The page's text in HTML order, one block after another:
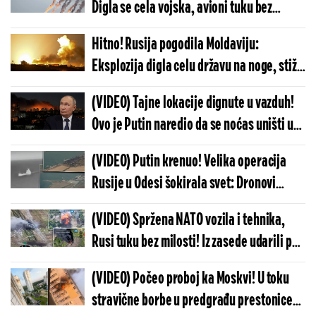
Digla se cela vojska, avioni tuku bez
milosti - hitno se oglasila vojska
Hitno! Rusija pogodila Moldaviju:
Eksplozija digla celu državu na noge, stižu
prvi snimci sa mesta udara
(VIDEO) Tajne lokacije dignute u vazduh!
Ovo je Putin naredio da se noćas uništi u
Kijevu: Vojska se hitno oglasila
(VIDEO) Putin krenuo! Velika operacija
Rusije u Odesi šokirala svet: Dronovi
snimili trenutke pravog užasa
(VIDEO) Spržena NATO vozila i tehnika,
Rusi tuku bez milosti! Iz zasede udarili po
koloni, vojnici u panici beže, sve gori oko
njih
(VIDEO) Počeo proboj ka Moskvi! U toku
stravične borbe u predgrađu prestonice